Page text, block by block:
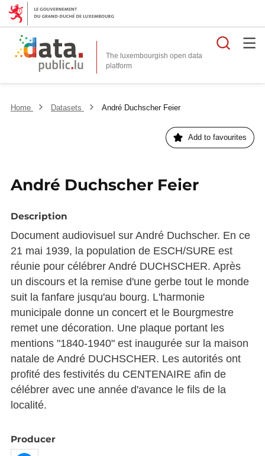
The luxembourgish open data
platform
Home Datasets André Duchscher Feier
Add to favourites
André Duchscher Feier
Description
Document audiovisuel sur André Duchscher. En ce
21 mai 1939, la population de ESCH/SURE est
réunie pour célébrer André DUCHSCHER. Après
un discours et la remise d'une gerbe tout le monde
suit la fanfare jusqu'au bourg. L'harmonie
municipale donne un concert et le Bourgmestre
remet une décoration. Une plaque portant les
mentions "1840-1940" est inaugurée sur la maison
natale de André DUCHSCHER. Les autorités ont
profité des festivités du CENTENAIRE afin de
célébrer avec une année d'avance le fils de la
localité.
Producer